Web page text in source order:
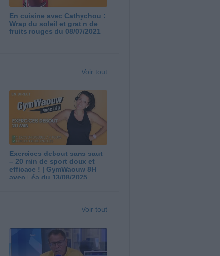
En cuisine avec Cathychou :
Wrap du soleil et gratin de
fruits rouges du 08/07/2021
Voir tout
Exercices debout sans saut
– 20 min de sport doux et
efficace ! | GymWaouw 8H
avec Léa du 13/08/2025
Voir tout